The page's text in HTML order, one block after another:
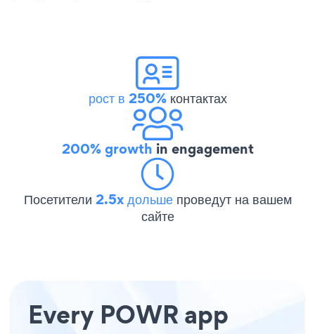
рост в 250%контактах
200% growth in engagement
Посетители 2.5x дольше проведут на вашем
сайте
Every POWR app